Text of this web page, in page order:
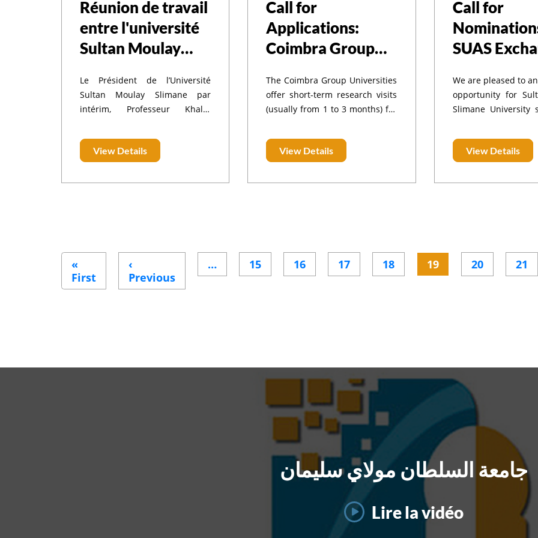
Réunion de travail
entre l'université
Sultan Moulay
l'Agence
Universitaire de
Le Président de l’Université
Sultan Moulay Slimane par
intérim, Professeur Khalid
Mars 2025, en présence de
Madame la Vice-Présidente
Scientifique et de la
View Details
Call for
Applications:
Coimbra Group
Research
Scholarships for
Researchers from
The Coimbra Group Universities
offer short-term research visits
(usually from 1 to 3 months) for
education institutions in the
European Neighbourhood. 🔹
View Details
Call for
SUAS
University
Germany
We are pleased to
opportunity for
Slimane University
at Shmalkalden
Applied
exchange
View Details
Pagination
«
First
page
‹
Previous Previous
page
… 15 16 17 18 19 20 21
جامعة السلطان مولاي سليمان
Lire la vidéo